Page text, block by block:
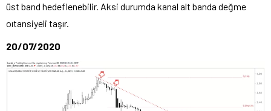
üst band hedeflenebilir. Aksi durumda kanal alt banda değme
oıtansiyeli taşır.
20/07/2020